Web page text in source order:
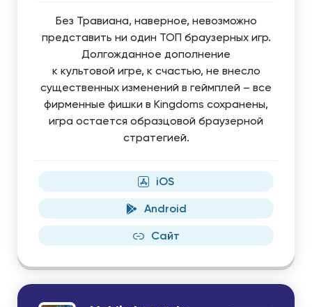
Без Травиана, наверное, невозможно
представить ни один ТОП браузерных игр.
Долгожданное дополнение
к культовой игре, к счастью, не внесло
существенных изменений в геймплей – все
фирменные фишки в Kingdoms сохранены,
игра остается образцовой браузерной
стратегией.
iOS
Android
Сайт